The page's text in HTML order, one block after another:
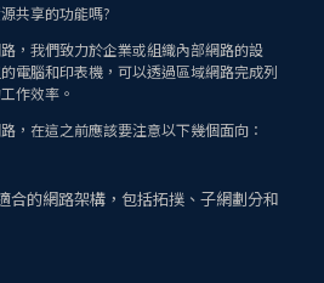
共享的功能嗎?
，我們致力於企業或組織內部網路的設
電腦和印表機，可以透過區域網路完成列
作效率。
，在這之前應該要注意以下幾個面向：
合的網路架構，包括拓撲、子網劃分和